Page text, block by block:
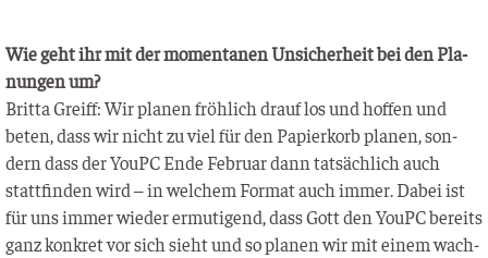
Wie geht ihr mit der momen­ta­nen Unsi­cher­heit bei den Pla­
nun­gen um?
Brit­ta Greiff: Wir pla­nen fröh­lich drauf los und hof­fen und
beten, dass wir nicht zu viel für den Papier­korb pla­nen, son­
dern dass der YouPC Ende Febru­ar dann tat­säch­lich auch
statt­fin­den wird – in wel­chem For­mat auch immer. Dabei ist
für uns immer wie­der ermu­ti­gend, dass Gott den YouPC bereits
ganz kon­kret vor sich sieht und so pla­nen wir mit einem wach­